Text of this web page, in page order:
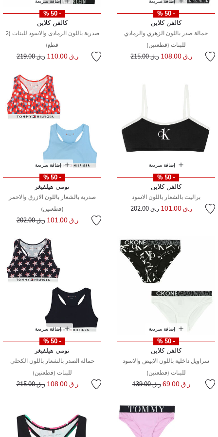
- 50 %
كالفن كلاين
حمالة صدر باللون الزهري والرمادي
للبنات (قطعتين)
ر.ق 108.00 سعر مخفض منر.ق 215.00
- 50 %
كالفن كلاين
صدرية باللون الرمادى والاسود للبنات (2
قطع)
ر.ق 110.00 سعر مخفض من
ر.ق 219.00 إلى
إضافة سريعة
- 50 %
كالفن كلاين
براليت بالشعار باللون الاسود
ر.ق 101.00 سعر مخفض منر.ق 202.00
إضافة سريعة
- 50 %
تومي هيلفيغر
صدرية بالشعار باللون الازرق والاحمر
(قطعتين)
ر.ق 101.00 سعر مخفض من
ر.ق 202.00 إلى
إضافة سريعة
- 50 %
كالفن كلاين
سراويل داخلية باللون الابيض والاسود
للبنات (قطعتين)
ر.ق 69.00 سعر مخفض منر.ق 139.00
إضافة سريعة
- 50 %
تومي هيلفيغر
حمالة الصدر بالشعار باللون الكحلي
للبنات (قطعتين)
ر.ق 108.00 سعر مخفض من
ر.ق 215.00 إلى